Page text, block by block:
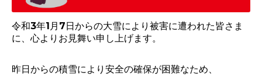
令和3年1月7日からの大雪により被害に遭われた皆さま
に、心よりお見舞い申し上げます。
昨日からの積雪により安全の確保が困難なため、